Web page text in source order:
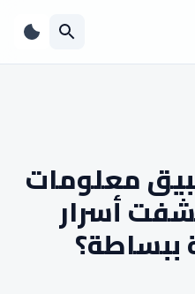
معلومات
أسرار
ببساطة؟